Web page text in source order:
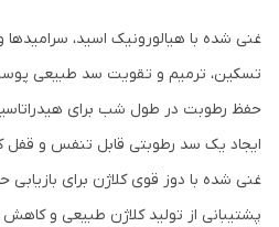
غنی شده با هیالورونیک اسید،
تسکین، ترمیم و تقویت سد طبیعی
حفظ رطوبت در طول شب برای
ایجاد یک سد رطوبتی قابل تنفس و
غنی شده با دوز قوی کلاژن برای
پشتیبانی از تولید کلاژن طبیعی و کاهش